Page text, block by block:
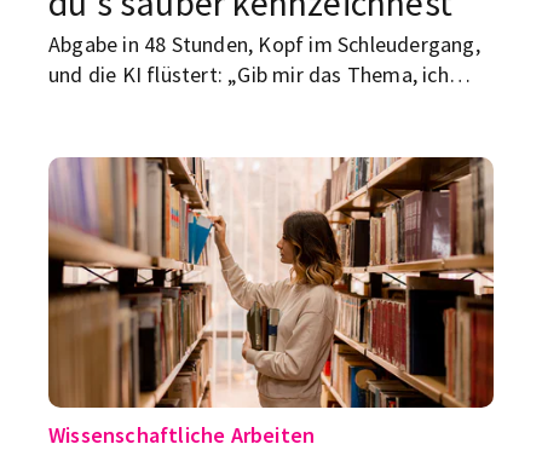
Abgabe in 48 Stunden, Kopf im Schleudergang,
und die KI flüstert: „Gib mir das Thema, ich
dein Weg dahin: Denken, Auswählen, Bewerten,
Argumentieren. Generative KI (kurz: GKI) kann
dich dabei unterstützen – aber sie darf deine
Eigenleistung nicht unsichtbar machen.
Wissenschaftliche Arbeiten